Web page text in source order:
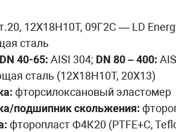
12Х18Н10Т, 09Г2С — LD
сталь
DN 40-65: AISI 304; DN 80 – 400:
сталь (12Х18Н10Т, 20Х13)
фторсилоксановый эластомер
подшипник скольжения:
фторопласт Ф4К20 (PTFE+C,